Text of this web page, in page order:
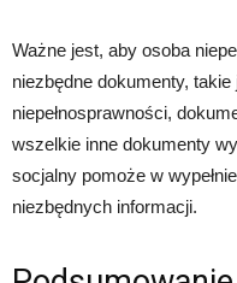
Ważne jest, aby osoba
niezbędne dokumenty,
niepełnosprawności,
wszelkie inne dokumenty
socjalny pomoże w
niezbędnych informacji.